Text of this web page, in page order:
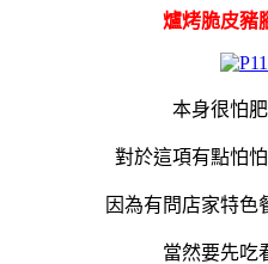
爐烤脆皮
本身很怕
對於這項有點怕
因為有問店家特色
當然要先吃